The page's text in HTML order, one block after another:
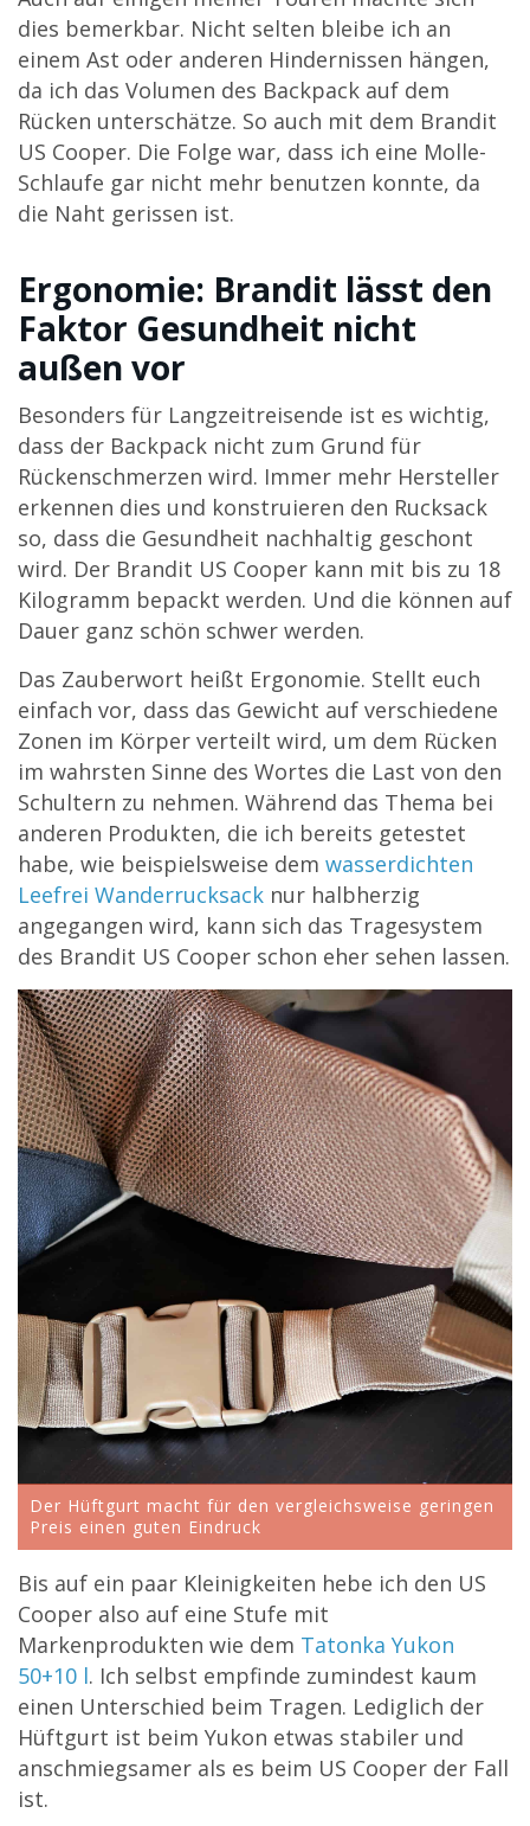
dies bemerkbar. Nicht selten bleibe ich an
einem Ast oder anderen Hindernissen hängen,
da ich das Volumen des Backpack auf dem
Rücken unterschätze. So auch mit dem Brandit
US Cooper. Die Folge war, dass ich eine Molle-
Schlaufe gar nicht mehr benutzen konnte, da
die Naht gerissen ist.
Ergonomie: Brandit lässt den
Faktor Gesundheit nicht
außen vor
Besonders für Langzeitreisende ist es wichtig,
dass der Backpack nicht zum Grund für
Rückenschmerzen wird. Immer mehr Hersteller
erkennen dies und konstruieren den Rucksack
so, dass die Gesundheit nachhaltig geschont
wird. Der Brandit US Cooper kann mit bis zu 18
Kilogramm bepackt werden. Und die können auf
Dauer ganz schön schwer werden.
Das Zauberwort heißt Ergonomie. Stellt euch
einfach vor, dass das Gewicht auf verschiedene
Zonen im Körper verteilt wird, um dem Rücken
im wahrsten Sinne des Wortes die Last von den
Schultern zu nehmen. Während das Thema bei
anderen Produkten, die ich bereits getestet
habe, wie beispielsweise dem wasserdichten
Leefrei Wanderrucksack nur halbherzig
angegangen wird, kann sich das Tragesystem
des Brandit US Cooper schon eher sehen lassen.
Der Hüftgurt macht für den vergleichsweise geringen
Preis einen guten Eindruck
Bis auf ein paar Kleinigkeiten hebe ich den US
Cooper also auf eine Stufe mit
Markenprodukten wie dem Tatonka Yukon
50+10 l. Ich selbst empfinde zumindest kaum
einen Unterschied beim Tragen. Lediglich der
Hüftgurt ist beim Yukon etwas stabiler und
anschmiegsamer als es beim US Cooper der Fall
ist.